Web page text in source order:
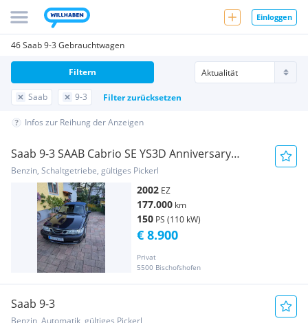
Einloggen
46 Saab 9-3 Gebrauchtwagen
Saab 9-3 Filter zurücksetzen
Filtern
Infos zur Reihung der Anzeigen
Saab 9-3 SAAB Cabrio SE YS3D Anniversary
Edition
Benzin, Schaltgetriebe, gültiges Pickerl
2002 EZ
177.000 km
150 PS (110 kW)
Privat
5500 Bischofshofen
€ 8.900
Saab 9-3